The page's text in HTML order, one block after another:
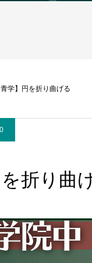
青学】円を折り曲げる
を折り曲